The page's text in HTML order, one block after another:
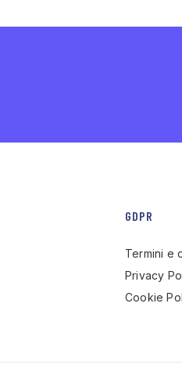
GDPR
Termini e
Privacy
Cookie